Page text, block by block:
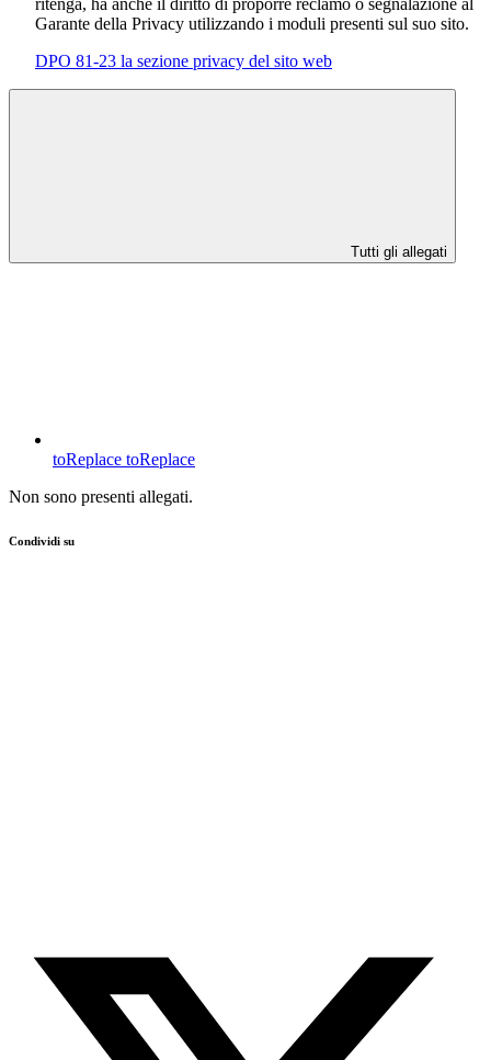
ritenga, ha anche il diritto di proporre reclamo o segnalazione al
Garante della Privacy utilizzando i moduli presenti sul suo sito.
DPO 81-23 la sezione privacy del sito web
Tutti gli allegati
toReplace toReplace
Non sono presenti allegati.
Condividi su